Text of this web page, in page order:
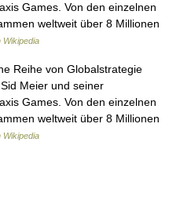
Games. Von den einzelnen
weltweit über 8 Millionen
Wikipedia
Reihe von Globalstrategie
Meier und seiner
Games. Von den einzelnen
weltweit über 8 Millionen
Wikipedia